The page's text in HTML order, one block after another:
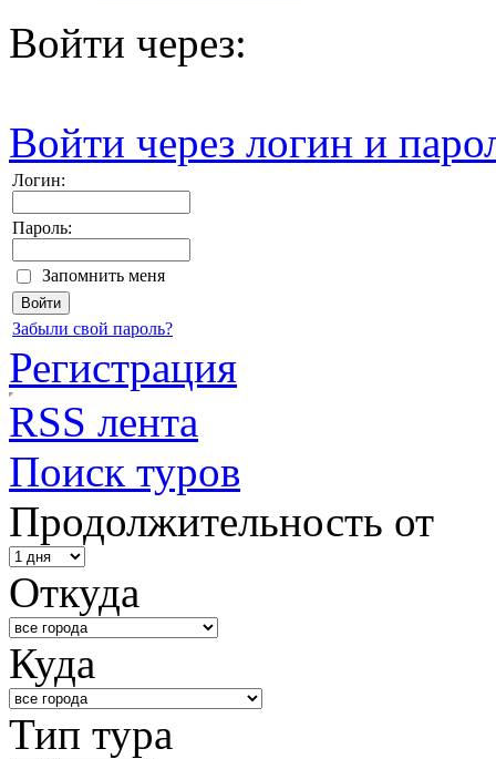
Войти через:
Войти через логин и
Логин:
Пароль:
Запомнить меня
Забыли свой пароль?
Регистрация
RSS лента
Поиск туров
Продолжительность от
Откуда
Куда
Тип тура